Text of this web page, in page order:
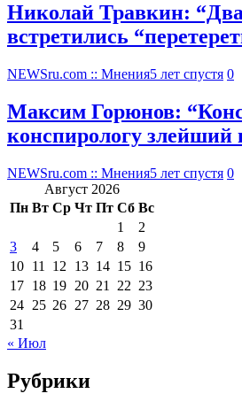
Николай Травкин:
встретились
NEWSru.com :: Мнения5 лет спустя 0
Максим Горюнов:
конспирологу злейший
NEWSru.com :: Мнения5 лет спустя 0
Август 2026
Пн Вт Ср Чт Пт Сб Вс
1
2
3
4 5 6 7 8
9
10 11 12 13 14 15 16
17 18 19 20 21 22 23
24 25 26 27 28 29 30
31
« Июл
Рубрики